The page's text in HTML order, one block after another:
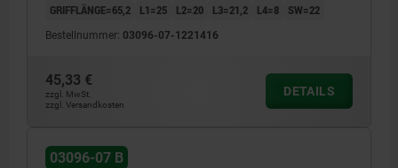
GRIFFLÄNGE=65,2
L1=25 L2=20 L3=21,2 L4=8 SW=22
Bestellnummer: 03096-07-1221416
45,33 €
zzgl. MwSt.
zzgl. Versandkosten
DETAILS
03096-07 B